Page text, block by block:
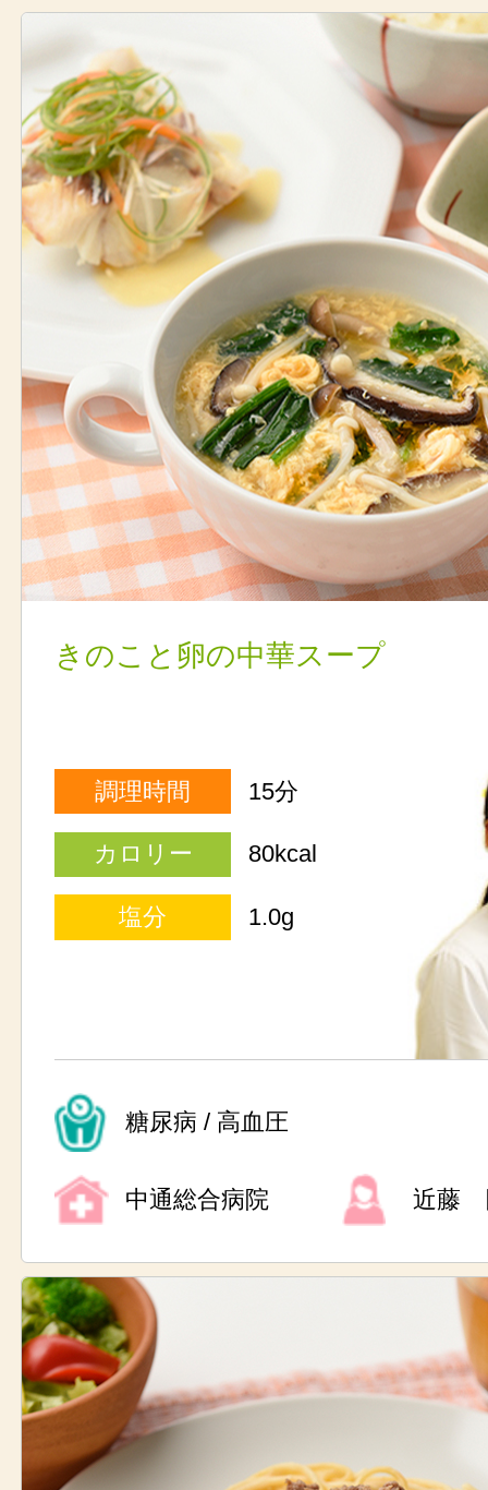
きのこと卵の中華スープ
調理時間 15分
カロリー 80kcal
塩分 1.0g
糖尿病 / 高血圧
中通総合病院 近藤